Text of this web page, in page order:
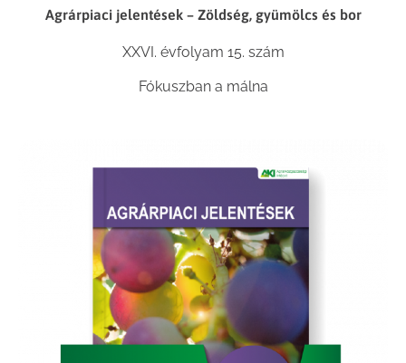
Agrárpiaci jelentések – Zöldség, gyümölcs és bor
XXVI. évfolyam 15. szám
Fókuszban a málna